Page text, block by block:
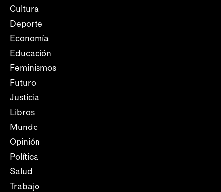
Cultura
Deporte
Economía
Educación
Feminismos
Futuro
Justicia
Libros
Mundo
Opinión
Política
Salud
Trabajo